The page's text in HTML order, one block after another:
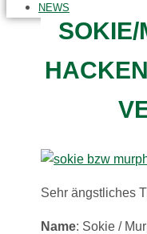
NEWS
SOKIE/
Sehr ängstliches
Name: Sokie /